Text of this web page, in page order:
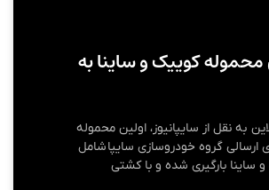
محموله کوییک و ساینا به
به نقل از سایپانیوز، اولین محموله
ارسالی گروه خودروسازی سایپا شامل
ساینا بارگیری شده و با کشتی